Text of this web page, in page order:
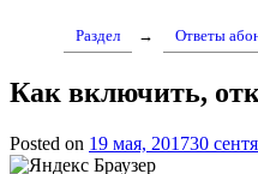
Раздел → Ответы
Как включить,
Posted on 19 мая, 201730